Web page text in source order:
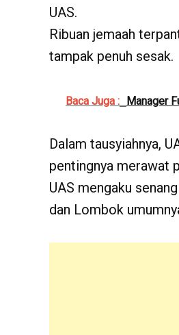
UAS.
Ribuan jemaah
tampak penuh sesak.
Baca Juga : Manager
Dalam tausyiahnya,
pentingnya merawat
UAS mengaku
dan Lombok